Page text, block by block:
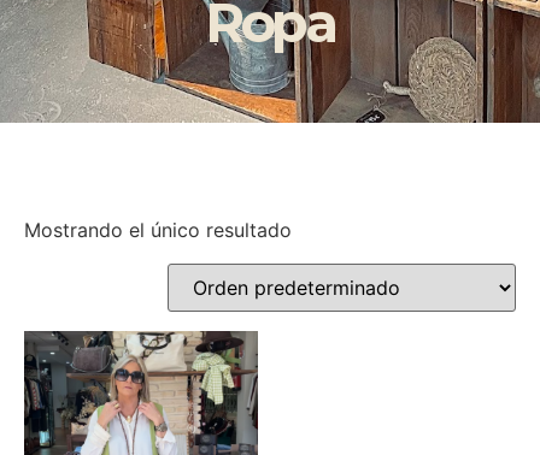
Ropa
Mostrando el único resultado